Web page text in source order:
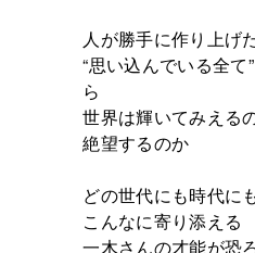
人が勝手に作り上げ
“思い込んでいる全て
ら
世界は輝いてみえるの
絶望するのか
どの世代にも時代に
こんなに寄り添える
一木さんの才能が恐